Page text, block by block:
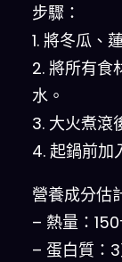
步驟：
1. 將冬瓜、
2. 將所有食
水。
3. 大火煮滾
4. 起鍋前加
營養成分估
– 熱量：
– 蛋白質：